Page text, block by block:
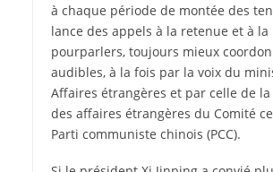
à chaque période de montée des
lance des appels à la retenue et à
pourparlers, toujours mieux
audibles, à la fois par la voix du
Affaires étrangères et par celle de la
des affaires étrangères du Comité
Parti communiste chinois (PCC).